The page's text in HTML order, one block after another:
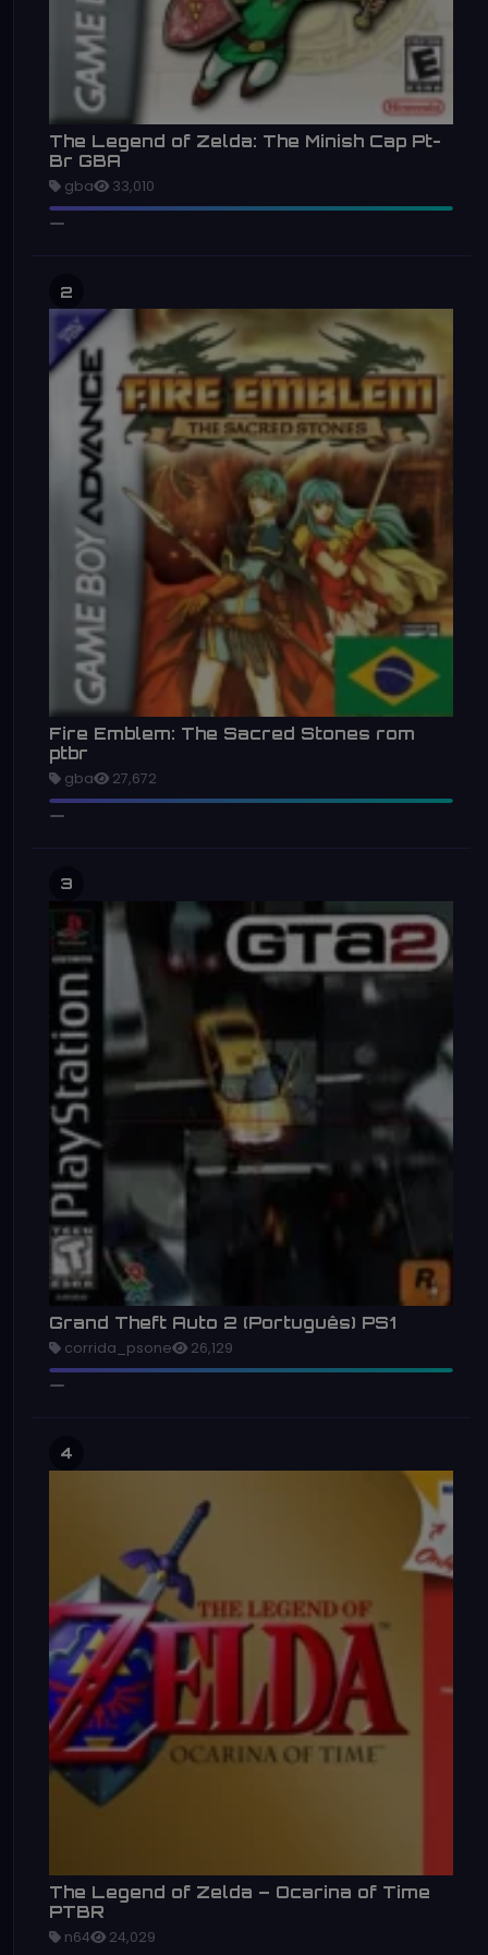
The Legend of Zelda: The Minish Cap Pt-
Br GBA
gba 33,010
2
Fire Emblem: The Sacred Stones rom
ptbr
gba 27,672
3
Grand Theft Auto 2 (Português) PS1
corrida_psone 26,129
4
The Legend of Zelda – Ocarina of Time
PTBR
n64 24,029